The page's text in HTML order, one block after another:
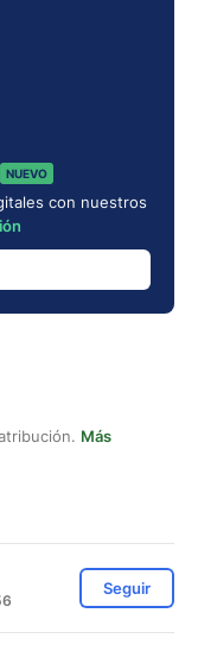
NUEVO
con nuestros
Más
Seguir